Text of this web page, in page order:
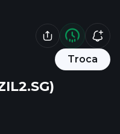
Troca